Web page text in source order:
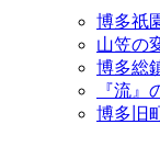
博多祇
山笠の
博多総
『流』
博多旧